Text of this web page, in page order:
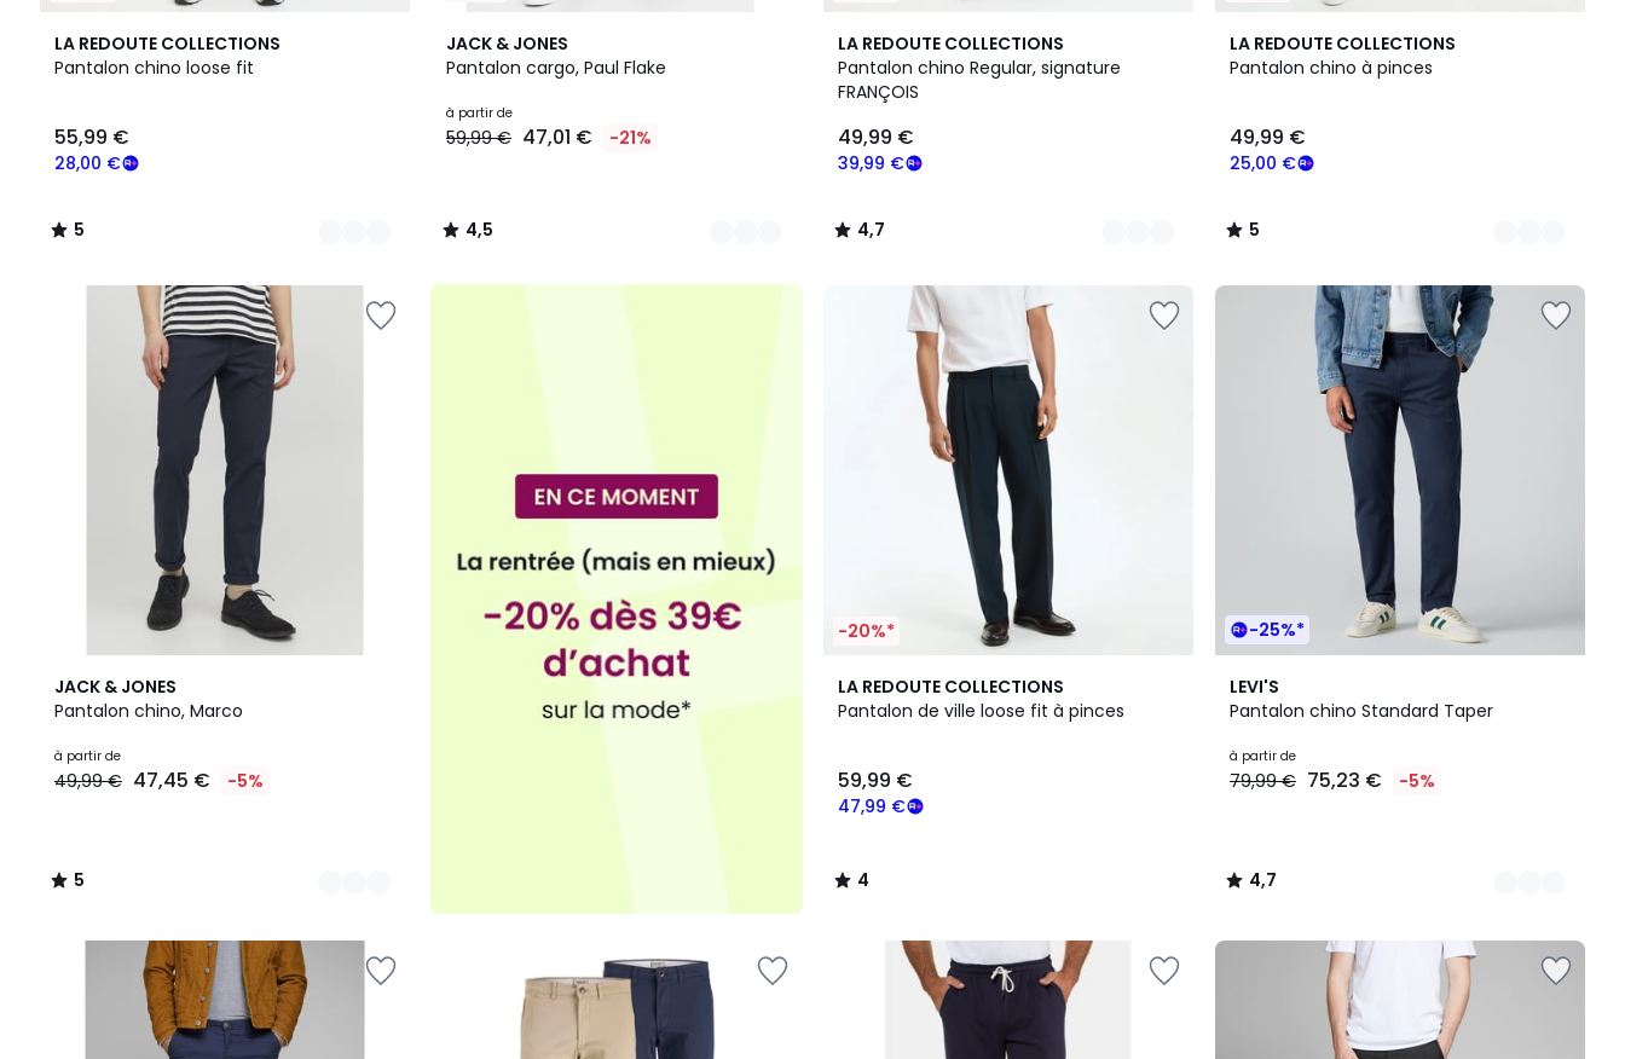
LA REDOUTE COLLECTIONS
Pantalon chino loose fit
€
souscrivez
programme
payer
28,00 €
55,99 €
5
/
3
Couleurs
5
/
JACK & JONES
Pantalon cargo, Paul Flake
à partir de
59,99 € 47,01 € -21%
4,5
/ 5
2
Couleurs
4,5
/
LA REDOUTE COLLECTIONS
Pantalon chino Regular, signature
FRANÇOIS
39,99 €
49,99 €
4,7
/ 5
6
Couleurs
4,7
/
LA REDOUTE COLLECTIONS
Pantalon chino à pinces
25,00 €
49,99 €
5
/
3
Couleurs
5
/
JACK & JONES
Pantalon chino, Marco
à partir de
49,99 € 47,45 € -5%
5
/
11
Couleurs
5
/
-20%*
LA REDOUTE COLLECTIONS
Pantalon de ville loose fit à pinces
47,99 €
59,99 €
4
/
4
/
-25%*
LEVI'S
Pantalon chino Standard Taper
à partir de
79,99 € 75,23 € -5%
4,7
/ 5
3
Couleurs
4,7
/